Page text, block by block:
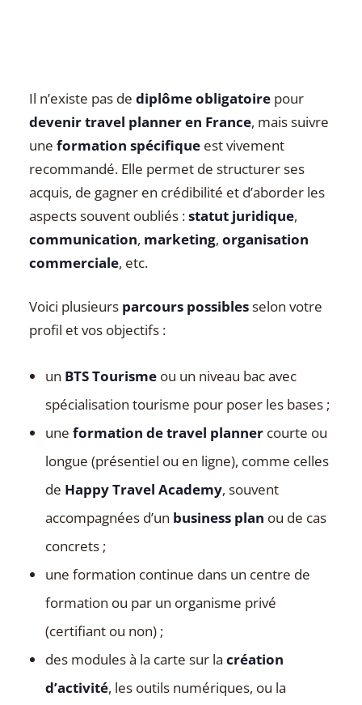
Il n’existe pas dediplôme obligatoire pour
devenir travel planner en France, mais suivre
uneformation spécifique est vivement
recommandé. Elle permet de structurer ses
acquis, de gagner en crédibilité et d’aborder les
aspects souvent oubliés :statut juridique,
communication, marketing,organisation
commerciale, etc.
Voici plusieurs parcours possiblesselon votre
profil et vos objectifs :
un BTS Tourisme ou un niveau bac avec
spécialisation tourisme pour poser les bases ;
uneformation de travel planner courte ou
longue (présentiel ou en ligne), comme celles
de Happy Travel Academy, souvent
accompagnées d’un business plan ou de cas
concrets ;
une formation continue dans un centre de
formation ou par un organisme privé
(certifiant ou non) ;
des modules à la carte sur lacréation
d’activité, les outils numériques, ou la